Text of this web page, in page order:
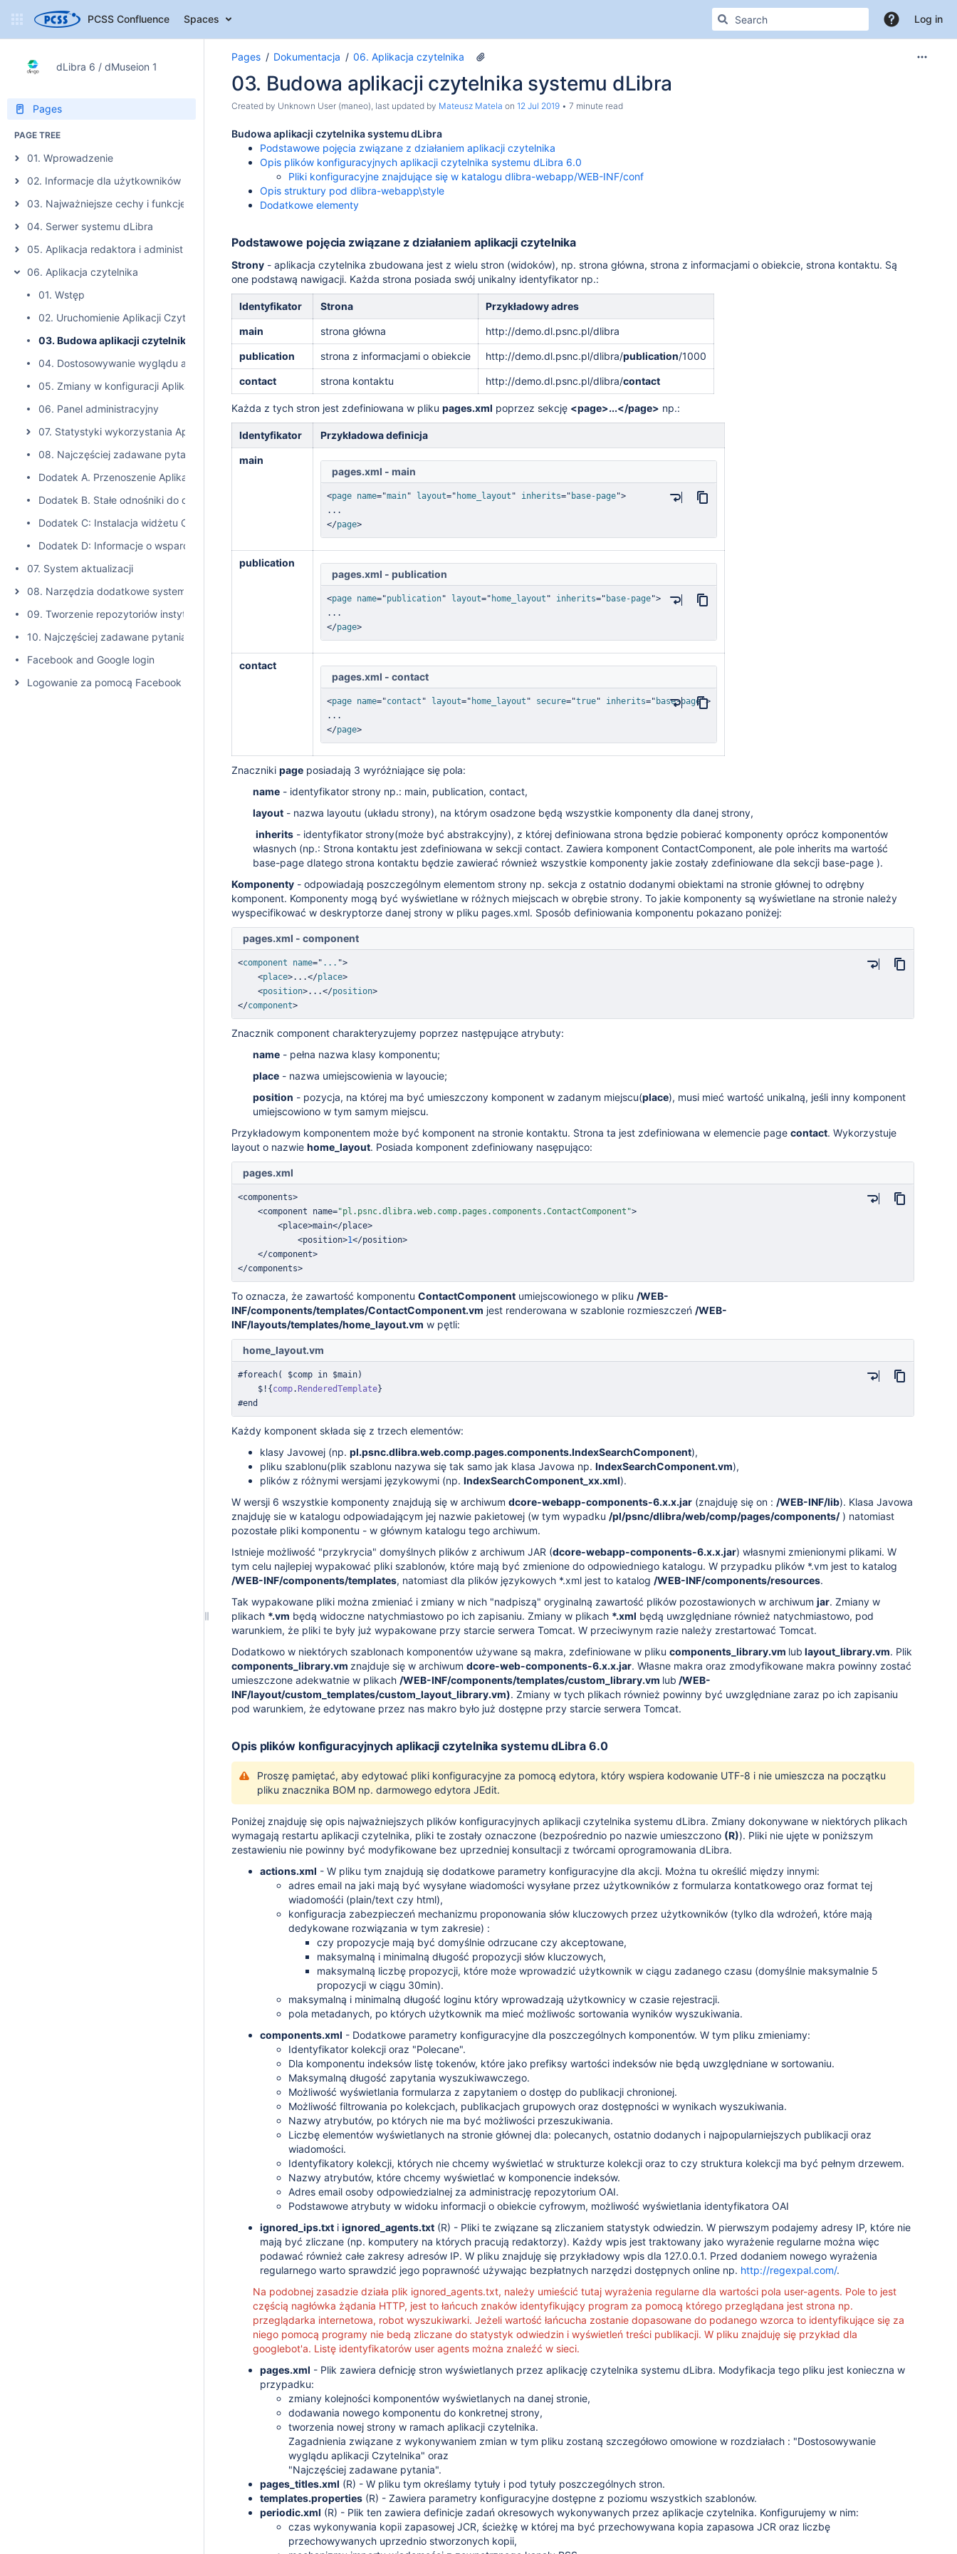
PCSS Confluence Spaces Log in
dLibra 6 / dMuseion 1
Pages
PAGE TREE
01. Wprowadzenie
02. Informacje dla użytkowników poprzedniej wersji systemu
03. Najważniejsze cechy i funkcje systemu dLibra
04. Serwer systemu dLibra
05. Aplikacja redaktora i administratora
06. Aplikacja czytelnika
01. Wstęp
02. Uruchomienie Aplikacji Czytelnika
03. Budowa aplikacji czytelnika systemu dLibra
04. Dostosowywanie wyglądu aplikacji czytelnika
05. Zmiany w konfiguracji Aplikacji Czytelnika
06. Panel administracyjny
07. Statystyki wykorzystania Aplikacji Czytelnika i udostępnianych poprzez nią obiektów cyfrowych
08. Najczęściej zadawane pytania
Dodatek A. Przenoszenie Aplikacji czytelnika pomiędzy serwerami
Dodatek B. Stałe odnośniki do obiektów w Aplikacji Czytelnika systemu dLibra
Dodatek C: Instalacja widżetu CHContext
Dodatek D: Informacje o wsparciu IIIF
07. System aktualizacji
08. Narzędzia dodatkowe systemu dLibra
09. Tworzenie repozytoriów instytucjonalnych w oparciu o system dLibra
10. Najczęściej zadawane pytania
Facebook and Google login
Logowanie za pomocą Facebook oraz Google
Pages Dokumentacja 06. Aplikacja czytelnika
03. Budowa aplikacji czytelnika systemu dLibra
Created by Unknown User (maneo), last updated by Mateusz Matela on 12 Jul 2019 7 minute read
Budowa aplikacji czytelnika systemu dLibra
Podstawowe pojęcia związane z działaniem aplikacji czytelnika
Opis plików konfiguracyjnych aplikacji czytelnika systemu dLibra 6.0
Pliki konfiguracyjne znajdujące się w katalogu dlibra-webapp/WEB-INF/conf
Opis struktury pod dlibra-webapp\style
Dodatkowe elementy
Podstawowe pojęcia związane z działaniem aplikacji czytelnika
Strony - aplikacja czytelnika zbudowana jest z wielu stron (widoków), np. strona główna, strona z informacjami o obiekcie, strona kontaktu. Są
one podstawą nawigacji. Każda strona posiada swój unikalny identyfikator np.:
Identyfikator Strona Przykładowy adres
main strona główna http://demo.dl.psnc.pl/dlibra
publication strona z informacjami o obiekcie http://demo.dl.psnc.pl/dlibra/publication/1000
contact strona kontaktu http://demo.dl.psnc.pl/dlibra/contact
Każda z tych stron jest zdefiniowana w pliku pages.xml poprzez sekcję <page>...</page> np.:
Identyfikator Przykładowa definicja
main
pages.xml - main
<page name="main" layout=" home_layout " inherits=" base-page">
</page>
publication
pages.xml - publication
<page name="publication" layout=" home_layout " inherits=" base-page">
</page>
contact
pages.xml - contact
<page name="contact " layout=" home_layout " secure="true" inherits=" base-page">
</page>
Znaczniki page posiadają 3 wyróżniające się pola:
name - identyfikator strony np.: main, publication, contact,
layout - nazwa layoutu (układu strony), na którym osadzone będą wszystkie komponenty dla danej strony,
inherits - identyfikator strony(może być abstrakcyjny), z której definiowana strona będzie pobierać komponenty oprócz komponentów
własnych (np.: Strona kontaktu jest zdefiniowana w sekcji contact. Zawiera komponent ContactComponent, ale pole inherits ma wartość
base-page dlatego strona kontaktu będzie zawierać również wszystkie komponenty jakie zostały zdefiniowane dla sekcji base-page ).
Komponenty - odpowiadają poszczególnym elementom strony np. sekcja z ostatnio dodanymi obiektami na stronie głównej to odrębny
komponent. Komponenty mogą być wyświetlane w różnych miejscach w obrębie strony. To jakie komponenty są wyświetlane na stronie należy
wyspecifikować w deskryptorze danej strony w pliku pages.xml. Sposób definiowania komponentu pokazano poniżej:
pages.xml - component
<component name=" ... ">
<place>...</place>
<position>...</position>
</component>
Znacznik component charakteryzujemy poprzez następujące atrybuty:
name - pełna nazwa klasy komponentu;
place - nazwa umiejscowienia w layoucie;
position - pozycja, na której ma być umieszczony komponent w zadanym miejscu(place), musi mieć wartość unikalną, jeśli inny komponent
umiejscowiono w tym samym miejscu.
Przykładowym komponentem może być komponent na stronie kontaktu. Strona ta jest zdefiniowana w elemencie page contact. Wykorzystuje
layout o nazwie home_layout. Posiada komponent zdefiniowany nasępująco:
pages.xml
<components>
<component name="pl.psnc.dlibra.web.comp.pages.components.ContactComponent">
<place>main</place>
<position>1</position>
</component>
</components>
To oznacza, że zawartość komponentu ContactComponent umiejscowionego w pliku /WEB-
INF/components/templates/ContactComponent.vm jest renderowana w szablonie rozmieszczeń /WEB-
INF/layouts/templates/home_layout.vm w pętli:
home_layout.vm
#foreach( $comp in $main)
	$
! { comp. RenderedTemplate}
#end
Każdy komponent składa się z trzech elementów:
klasy Javowej (np. pl.psnc.dlibra.web.comp.pages.components.IndexSearchComponent),
pliku szablonu(plik szablonu nazywa się tak samo jak klasa Javowa np. IndexSearchComponent.vm),
plików z różnymi wersjami językowymi (np. IndexSearchComponent_xx.xml).
W wersji 6 wszystkie komponenty znajdują się w archiwum dcore-webapp-components-6.x.x.jar (znajduję się on : /WEB-INF/lib). Klasa Javowa
znajduję sie w katalogu odpowiadającym jej nazwie pakietowej (w tym wypadku /pl/psnc/dlibra/web/comp/pages/components/) natomiast
pozostałe pliki komponentu - w głównym katalogu tego archiwum.
Istnieje możliwość "przykrycia" domyślnych plików z archiwum JAR (dcore-webapp-components-6.x.x.jar) własnymi zmienionymi plikami. W
tym celu najlepiej wypakować pliki szablonów, które mają być zmienione do odpowiedniego katalogu. W przypadku plików *.vm jest to katalog
/WEB-INF/components/templates, natomiast dla plików językowych *.xml jest to katalog /WEB-INF/components/resources.
Tak wypakowane pliki można zmieniać i zmiany w nich "nadpiszą" oryginalną zawartość plików pozostawionych w archiwum jar. Zmiany w
plikach *.vm będą widoczne natychmiastowo po ich zapisaniu. Zmiany w plikach *.xml będą uwzględniane również natychmiastowo, pod
warunkiem, że pliki te były już wypakowane przy starcie serwera Tomcat. W przeciwynym razie należy zrestartować Tomcat.
Dodatkowo w niektórych szablonach komponentów używane są makra, zdefiniowane w pliku components_library.vm lub layout_library.vm. Plik
components_library.vm znajduje się w archiwum dcore-web-components-6.x.x.jar. Własne makra oraz zmodyfikowane makra powinny zostać
umieszczone adekwatnie w plikach /WEB-INF/components/templates/custom_library.vm lub /WEB-
INF/layout/custom_templates/custom_layout_library.vm). Zmiany w tych plikach również powinny być uwzględniane zaraz po ich zapisaniu
pod warunkiem, że edytowane przez nas makro było już dostępne przy starcie serwera Tomcat.
Opis plików konfiguracyjnych aplikacji czytelnika systemu dLibra 6.0
Proszę pamiętać, aby edytować pliki konfiguracyjne za pomocą edytora, który wspiera kodowanie UTF-8 i nie umieszcza na początku
pliku znacznika BOM np. darmowego edytora JEdit.
Poniżej znajduję się opis najważniejszych plików konfiguracyjnych aplikacji czytelnika systemu dLibra. Zmiany dokonywane w niektórych plikach
wymagają restartu aplikacji czytelnika, pliki te zostały oznaczone (bezpośrednio po nazwie umieszczono (R)). Pliki nie ujęte w poniższym
zestawieniu nie powinny być modyfikowane bez uprzedniej konsultacji z twórcami oprogramowania dLibra.
actions.xml - W pliku tym znajdują się dodatkowe parametry konfiguracyjne dla akcji. Można tu określić między innymi:
adres email na jaki mają być wysyłane wiadomości wysyłane przez użytkowników z formularza kontatkowego oraz format tej
wiadomośći (plain/text czy html),
konfiguracja zabezpieczeń mechanizmu proponowania słów kluczowych przez użytkowników (tylko dla wdrożeń, które mają
dedykowane rozwiązania w tym zakresie) :
czy propozycje mają być domyślnie odrzucane czy akceptowane,
maksymalną i minimalną długość propozycji słów kluczowych,
maksymalną liczbę propozycji, które może wprowadzić użytkownik w ciągu zadanego czasu (domyślnie maksymalnie 5
propozycji w ciągu 30min).
maksymalną i minimalną długość loginu który wprowadzają użytkownicy w czasie rejestracji.
pola metadanych, po których użytkownik ma mieć możliwośc sortowania wyników wyszukiwania.
components.xml - Dodatkowe parametry konfiguracyjne dla poszczególnych komponentów. W tym pliku zmieniamy:
Identyfikator kolekcji oraz "Polecane".
Dla komponentu indeksów listę tokenów, które jako prefiksy wartości indeksów nie będą uwzględniane w sortowaniu.
Maksymalną długość zapytania wyszukiwawczego.
Możliwość wyświetlania formularza z zapytaniem o dostęp do publikacji chronionej.
Możliwość filtrowania po kolekcjach, publikacjach grupowych oraz dostępności w wynikach wyszukiwania.
Nazwy atrybutów, po których nie ma być możliwości przeszukiwania.
Liczbę elementów wyświetlanych na stronie głównej dla: polecanych, ostatnio dodanych i najpopularniejszych publikacji oraz
wiadomości.
Identyfikatory kolekcji, których nie chcemy wyświetlać w strukturze kolekcji oraz to czy struktura kolekcji ma być pełnym drzewem.
Nazwy atrybutów, które chcemy wyświetlać w komponencie indeksów.
Adres email osoby odpowiedzialnej za administrację repozytorium OAI.
Podstawowe atrybuty w widoku informacji o obiekcie cyfrowym, możliwość wyświetlania identyfikatora OAI
ignored_ips.txt i ignored_agents.txt (R) - Pliki te związane są zliczaniem statystyk odwiedzin. W pierwszym podajemy adresy IP, które nie
mają być zliczane (np. komputery na których pracują redaktorzy). Każdy wpis jest traktowany jako wyrażenie regularne można więc
podawać również całe zakresy adresów IP. W pliku znajduję się przykładowy wpis dla 127.0.0.1. Przed dodaniem nowego wyrażenia
regularnego warto sprawdzić jego poprawność używając bezpłatnych narzędzi dostępnych online np. http://regexpal.com/.
Na podobnej zasadzie działa plik ignored_agents.txt, należy umieścić tutaj wyrażenia regularne dla wartości pola user-agents. Pole to jest
częścią nagłówka żądania HTTP, jest to łańcuch znaków identyfikujący program za pomocą którego przeglądana jest strona np.
przeglądarka internetowa, robot wyszukiwarki. Jeżeli wartość łańcucha zostanie dopasowane do podanego wzorca to identyfikujące się za
niego pomocą programy nie bedą zliczane do statystyk odwiedzin i wyświetleń treści publikacji. W pliku znajduję się przykład dla
googlebot'a. Listę identyfikatorów user agents można znaleźć w sieci.
pages.xml - Plik zawiera defnicję stron wyświetlanych przez aplikację czytelnika systemu dLibra. Modyfikacja tego pliku jest konieczna w
przypadku:
zmiany kolejności komponentów wyświetlanych na danej stronie,
dodawania nowego komponentu do konkretnej strony,
tworzenia nowej strony w ramach aplikacji czytelnika.
Zagadnienia związane z wykonywaniem zmian w tym pliku zostaną szczegółowo omowione w rozdziałach : "Dostosowywanie
wyglądu aplikacji Czytelnika" oraz
"Najczęściej zadawane pytania".
pages_titles.xml (R) - W pliku tym określamy tytuły i pod tytuły poszczególnych stron.
templates.properties (R) - Zawiera parametry konfiguracyjne dostępne z poziomu wszystkich szablonów.
periodic.xml (R) - Plik ten zawiera definicje zadań okresowych wykonywanych przez aplikacje czytelnika. Konfigurujemy w nim:
czas wykonywania kopii zapasowej JCR, ścieżkę w której ma być przechowywana kopia zapasowa JCR oraz liczbę
przechowywanych uprzednio stworzonych kopii,